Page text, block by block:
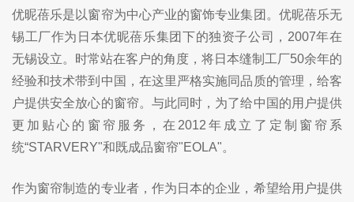
优昵蓓乐是以窗帘为中心产业的窗饰专业集团。优昵蓓乐无
锡工厂作为日本优昵蓓乐集团下的独资子公司，2007年在
无锡设立。时常站在客户的角度，将日本缝制工厂50余年的
经验和技术带到中国，在这里严格实施同品质的管理，给客
户提供安全放心的窗帘。与此同时，为了给中国的用户提供
更加贴心的窗帘服务，在2012年成立了定制窗帘系
统“STARVERY"和既成品窗帘"EOLA"。
作为窗帘制造的专业者，作为日本的企业，希望给用户提供